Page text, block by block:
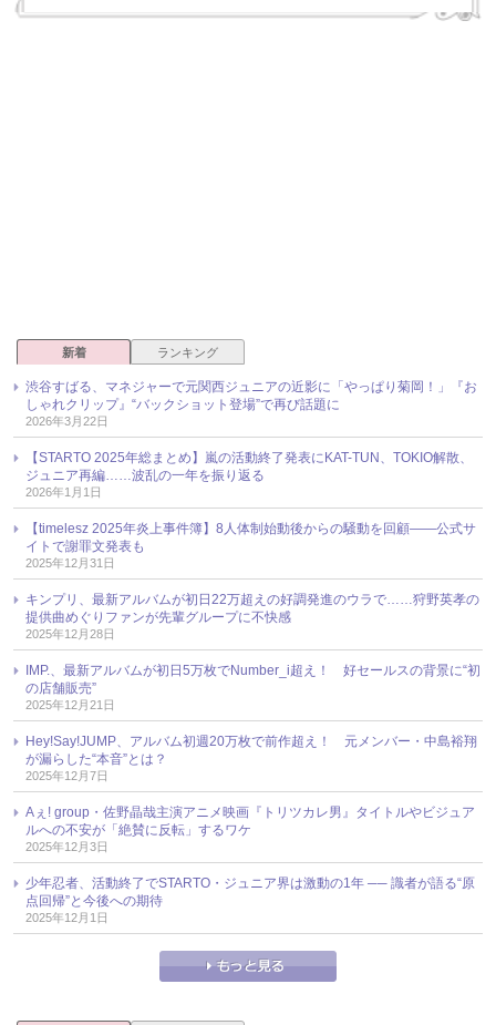
新着 ランキング
渋谷すばる、マネジャーで元関西ジュニアの近影に「やっぱり菊岡！」『お
しゃれクリップ』“バックショット登場”で再び話題に
2026年3月22日
【STARTO 2025年総まとめ】嵐の活動終了発表にKAT-TUN、TOKIO解散、
ジュニア再編……波乱の一年を振り返る
2026年1月1日
【timelesz 2025年炎上事件簿】8人体制始動後からの騒動を回顧――公式サ
イトで謝罪文発表も
2025年12月31日
キンプリ、最新アルバムが初日22万超えの好調発進のウラで……狩野英孝の
提供曲めぐりファンが先輩グループに不快感
2025年12月28日
IMP.、最新アルバムが初日5万枚でNumber_i超え！ 好セールスの背景に“初
の店舗販売”
2025年12月21日
Hey!Say!JUMP、アルバム初週20万枚で前作超え！ 元メンバー・中島裕翔
が漏らした“本音”とは？
2025年12月7日
Aぇ! group・佐野晶哉主演アニメ映画『トリツカレ男』タイトルやビジュア
ルへの不安が「絶賛に反転」するワケ
2025年12月3日
少年忍者、活動終了でSTARTO・ジュニア界は激動の1年 ── 識者が語る“原
点回帰”と今後への期待
2025年12月1日